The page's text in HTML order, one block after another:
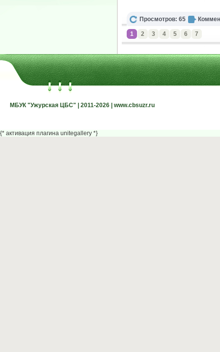
Просмотров: 65
1 2 3 4 5 6 7
МБУК "Ужурская ЦБС" | 2011-2026 | www.cbsuzr.ru
МБУК "Ужурская ЦБС" | 2011-2026 | www.cbsuzr.ru
{* активация плагина unitegallery *}